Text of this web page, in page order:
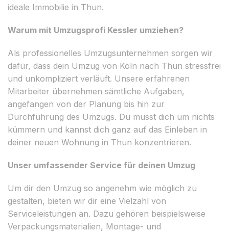
ideale Immobilie in Thun.
Warum mit Umzugsprofi Kessler umziehen?
Als professionelles Umzugsunternehmen sorgen wir
dafür, dass dein Umzug von Köln nach Thun stressfrei
und unkompliziert verläuft. Unsere erfahrenen
Mitarbeiter übernehmen sämtliche Aufgaben,
angefangen von der Planung bis hin zur
Durchführung des Umzugs. Du musst dich um nichts
kümmern und kannst dich ganz auf das Einleben in
deiner neuen Wohnung in Thun konzentrieren.
Unser umfassender Service für deinen Umzug
Um dir den Umzug so angenehm wie möglich zu
gestalten, bieten wir dir eine Vielzahl von
Serviceleistungen an. Dazu gehören beispielsweise
Verpackungsmaterialien, Montage- und